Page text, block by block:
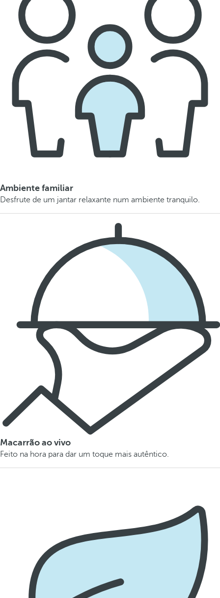
Ambiente familiar
Desfrute de um jantar relaxante num ambiente tranquilo.
Macarrão ao vivo
Feito na hora para dar um toque mais autêntico.